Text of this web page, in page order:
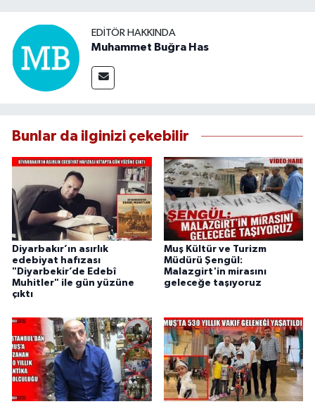
EDITÖR HAKKINDA
Muhammet Buğra Has
Bunlar da ilginizi çekebilir
Diyarbakır’ın asırlık
edebiyat hafızası
"Diyarbekir’de Edebî
Muhitler" ile gün yüzüne
çıktı
Muş Kültür ve Turizm
Müdürü Şengül:
Malazgirt'in mirasını
geleceğe taşıyoruz